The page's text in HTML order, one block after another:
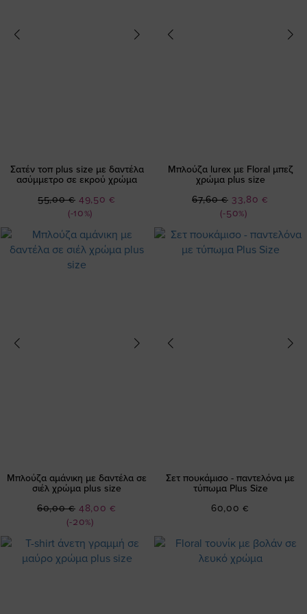
Σατέν τοπ plus size με δαντέλα
ασύμμετρο σε εκρού χρώμα
(-10%)
Ειδική
Τιμή
49,50 €
55,00 €
Μπλούζα lurex με Floral μπεζ
χρώμα plus size
(-50%)
Ειδική
Τιμή
33,80 €
67,60 €
Μπλούζα αμάνικη με δαντέλα σε
σιέλ χρώμα plus size
(-20%)
Ειδική
Τιμή
48,00 €
60,00 €
Σετ πουκάμισο - παντελόνα με
τύπωμα Plus Size
60,00 €